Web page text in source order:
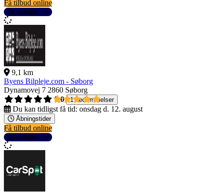
Få tilbud online
Se detaljer
9,1 km
Byens Bilpleje.com - Søborg
Dynamovej 7 2860 Søborg
5,0
1 bedømmelser
Du kan tidligst få tid: onsdag d. 12. august
Åbningstider
Få tilbud online
Se detaljer